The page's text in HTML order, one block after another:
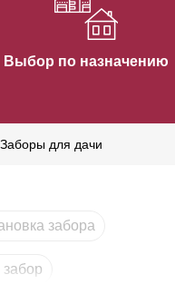
Выбор по назначению
Заборы для дачи
забора
забор